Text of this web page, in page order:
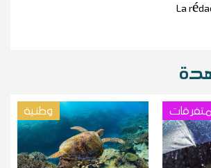
La
متفرقات وطنية